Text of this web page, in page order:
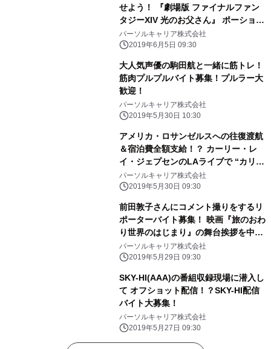
せよう！ 『劇場版 ファイナルファン
タジーXIV 光のお父さん』 ポーション
お届けバイト募集！
パーソルキャリア株式会社
2019年6月5日 09:30
大人気声優の駒田航と一緒に筋トレ！
筋肉プルプルバイト募集！プルラー大
歓迎！
パーソルキャリア株式会社
2019年5月30日 10:30
アメリカ・ロサンゼルスへの往復渡航
＆宿泊費全額支給！？ カーリー・レ
イ・ジェプセンのLAライブで “カリー
差し入れバイト”大募集！！
パーソルキャリア株式会社
2019年5月30日 09:30
前田敦子さんにコメント撮りをするリ
ポーターバイト募集！ 映画『旅のおわ
り世界のはじまり』の舞台挨拶を中
継！
パーソルキャリア株式会社
2019年5月29日 09:30
SKY-HI(AAA)の番組収録現場に潜入し
て オフショット配信！？SKY-HI配信
バイト大募集！
パーソルキャリア株式会社
2019年5月27日 09:30